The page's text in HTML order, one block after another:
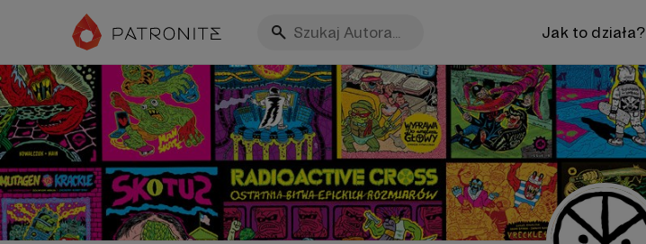
Jak to działa?